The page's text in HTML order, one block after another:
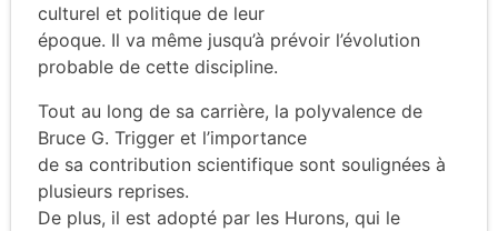
culturel et politique de leur
époque. Il va même jusqu’à prévoir l’évolution
probable de cette discipline.
Tout au long de sa carrière, la polyvalence de
Bruce G. Trigger et l’importance
de sa contribution scientifique sont soulignées à
plusieurs reprises.
De plus, il est adopté par les Hurons, qui le